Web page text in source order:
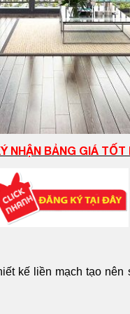
NHẬN BẢNG GIÁ TỐT
kế liền mạch tạo